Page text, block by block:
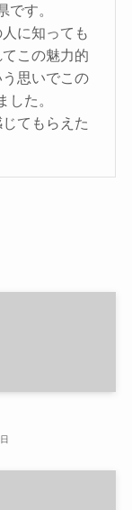
です。
に知っても
この魅力的
思いでこの
した。
てもらえた